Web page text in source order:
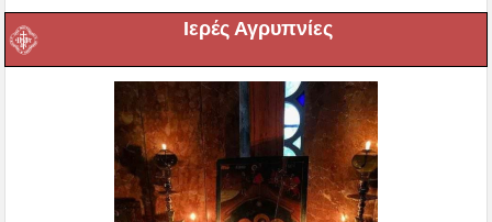
Ιερές Αγρυπνίες